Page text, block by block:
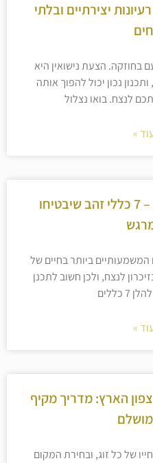
יצירתיים ובלתי
בחוזקה. הצעת נישואין היא
נכון יכול להפוך אותה
לנצח. בואו נצלול
»
הצעת נישואין מושלמת – 7 כללי זהב שיבטיחו
ביותר בחיים של
לנצח, ולכן חשוב לתכנן
כללים
»
הארץ: מדריך מקיף
של כל זוג, ובחירת המקום